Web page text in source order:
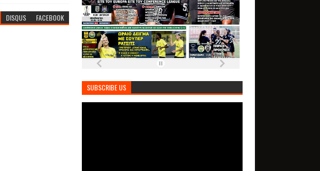
DISQUS FACEBOOK
SUBSCRIBE US